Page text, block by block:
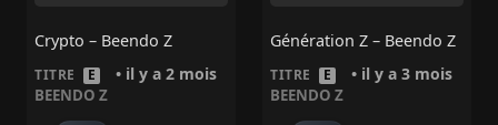
Crypto – Beendo Z
TITRE E • il y a 2 mois
BEENDO Z
Génération Z – Beendo Z
TITRE E • il y a 3 mois
BEENDO Z